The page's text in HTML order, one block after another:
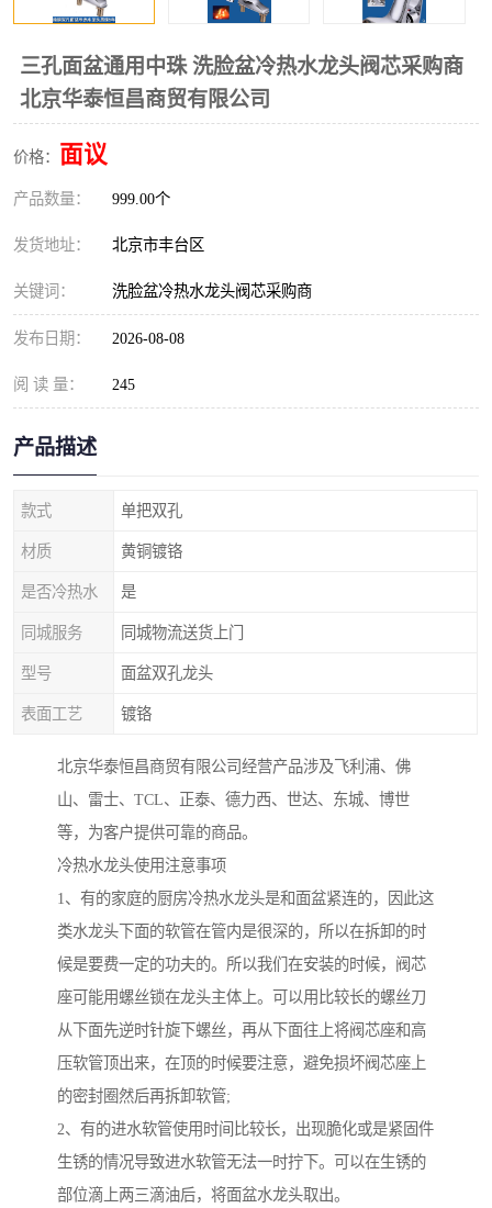
三孔面盆通用中珠 洗脸盆冷热水龙头阀芯采购商
北京华泰恒昌商贸有限公司
价格： 面议
产品数量： 999.00个
发货地址： 北京市丰台区
关键词： 洗脸盆冷热水龙头阀芯采购商
发布日期： 2026-08-08
阅 读 量： 245
产品描述
款式 单把双孔
材质 黄铜镀铬
是否冷热水 是
同城服务 同城物流送货上门
型号 面盆双孔龙头
表面工艺 镀铬
北京华泰恒昌商贸有限公司经营产品涉及飞利浦、佛
山、雷士、TCL、正泰、德力西、世达、东城、博世
等，为客户提供可靠的商品。
冷热水龙头使用注意事项
1、有的家庭的厨房冷热水龙头是和面盆紧连的，因此这
类水龙头下面的软管在管内是很深的，所以在拆卸的时
候是要费一定的功夫的。所以我们在安装的时候，阀芯
座可能用螺丝锁在龙头主体上。可以用比较长的螺丝刀
从下面先逆时针旋下螺丝，再从下面往上将阀芯座和高
压软管顶出来，在顶的时候要注意，避免损坏阀芯座上
的密封圈然后再拆卸软管;
2、有的进水软管使用时间比较长，出现脆化或是紧固件
生锈的情况导致进水软管无法一时拧下。可以在生锈的
部位滴上两三滴油后，将面盆水龙头取出。